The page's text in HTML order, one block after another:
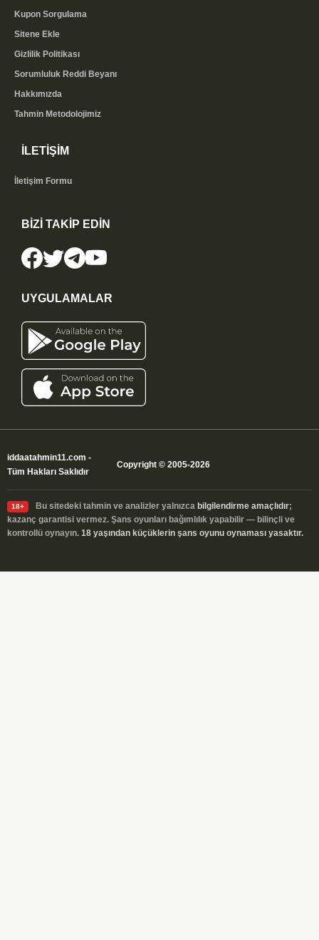
Kupon Sorgulama
Sitene Ekle
Gizlilik Politikası
Sorumluluk Reddi Beyanı
Hakkımızda
Tahmin Metodolojimiz
İLETİŞİM
İletişim Formu
BİZİ TAKİP EDİN
UYGULAMALAR
iddaatahmin11.com -
Tüm Hakları Saklıdır
Copyright © 2005-2026
18+ Bu sitedeki tahmin ve analizler yalnızca bilgilendirme amaçlıdır;
kazanç garantisi vermez. Şans oyunları bağımlılık yapabilir — bilinçli ve
kontrollü oynayın. 18 yaşından küçüklerin şans oyunu oynaması yasaktır.